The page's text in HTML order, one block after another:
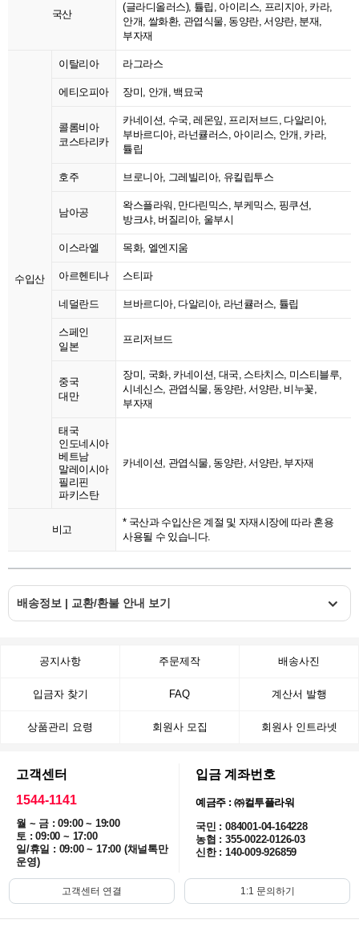
국산
(글라디올러스), 튤립, 아이리스, 프리지아, 카라,
안개, 쌀화환, 관엽식물, 동양란, 서양란, 분재,
부자재
수입산
이탈리아 라그라스
에티오피아 장미, 안개, 백묘국
콜롬비아
코스타리카
카네이션, 수국, 레몬잎, 프리저브드, 다알리아,
부바르디아, 라넌큘러스, 아이리스, 안개, 카라,
튤립
호주 브로니아, 그레빌리아, 유킬립투스
남아공
왁스플라워, 만다린믹스, 부케믹스, 핑쿠션,
방크샤, 버질리아, 울부시
이스라엘 목화, 엘엔지움
아르헨티나 스티파
네덜란드 브바르디아, 다알리아, 라넌큘러스, 튤립
스페인
일본
프리저브드
중국
대만
장미, 국화, 카네이션, 대국, 스타치스, 미스티블루,
시네신스, 관엽식물, 동양란, 서양란, 비누꽃,
부자재
태국
인도네시아
베트남
말레이시아
필리핀
파키스탄
카네이션, 관엽식물, 동양란, 서양란, 부자재
비고
* 국산과 수입산은 계절 및 자재시장에 따라 혼용
사용될 수 있습니다.
배송정보 | 교환/환불 안내 보기
공지사항 주문제작 배송사진
입금자 찾기 FAQ 계산서 발행
상품관리 요령 회원사 모집 회원사 인트라넷
고객센터
1544-1141
월 ~ 금 : 09:00 ~ 19:00
토 : 09:00 ~ 17:00
일/휴일 : 09:00 ~ 17:00 (채널톡만
운영)
입금 계좌번호
예금주 : ㈜컬투플라워
국민 : 084001-04-164228
농협 : 355-0022-0126-03
신한 : 140-009-926859
고객센터 연결 1:1 문의하기